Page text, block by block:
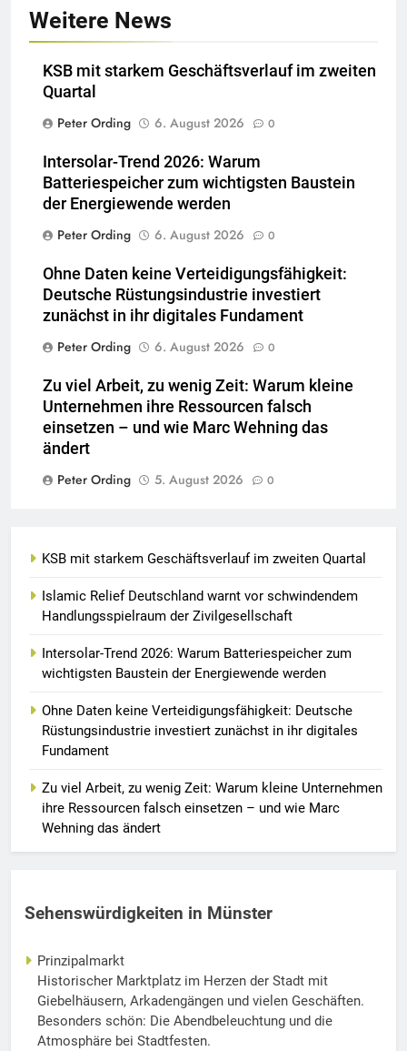
Weitere News
KSB mit starkem Geschäftsverlauf im zweiten
Quartal
Peter Ording
6. August 2026 0
Intersolar-Trend 2026: Warum
Batteriespeicher zum wichtigsten Baustein
der Energiewende werden
Peter Ording
6. August 2026 0
Ohne Daten keine Verteidigungsfähigkeit:
Deutsche Rüstungsindustrie investiert
zunächst in ihr digitales Fundament
Peter Ording
6. August 2026 0
Zu viel Arbeit, zu wenig Zeit: Warum kleine
Unternehmen ihre Ressourcen falsch
einsetzen – und wie Marc Wehning das
ändert
Peter Ording
5. August 2026 0
KSB mit starkem Geschäftsverlauf im zweiten Quartal
Islamic Relief Deutschland warnt vor schwindendem
Handlungsspielraum der Zivilgesellschaft
Intersolar-Trend 2026: Warum Batteriespeicher zum
wichtigsten Baustein der Energiewende werden
Ohne Daten keine Verteidigungsfähigkeit: Deutsche
Rüstungsindustrie investiert zunächst in ihr digitales
Fundament
Zu viel Arbeit, zu wenig Zeit: Warum kleine Unternehmen
ihre Ressourcen falsch einsetzen – und wie Marc
Wehning das ändert
Sehenswürdigkeiten in Münster
Prinzipalmarkt
Historischer Marktplatz im Herzen der Stadt mit
Giebelhäusern, Arkadengängen und vielen Geschäften.
Besonders schön: Die Abendbeleuchtung und die
Atmosphäre bei Stadtfesten.